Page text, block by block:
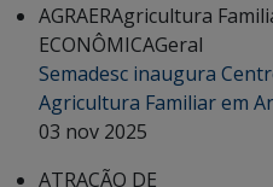
AGRAERAgricultura
ECONÔMICAGeral
Semadesc inaugura
Agricultura Familiar em
03 nov 2025
ATRAÇÃO DE